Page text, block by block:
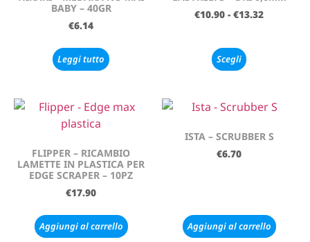
BABY – 40GR
€6.14
Leggi tutto
€10.90 - €13.32
Scegli
FLIPPER – RICAMBIO
LAMETTE IN PLASTICA PER
EDGE SCRAPER – 10PZ
€17.90
Aggiungi al carrello
ISTA – SCRUBBER S
€6.70
Aggiungi al carrello